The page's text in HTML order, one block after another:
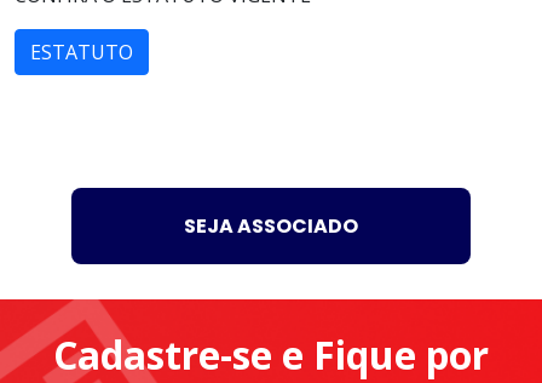
ESTATUTO
SEJA ASSOCIADO
Cadastre-se e Fique por